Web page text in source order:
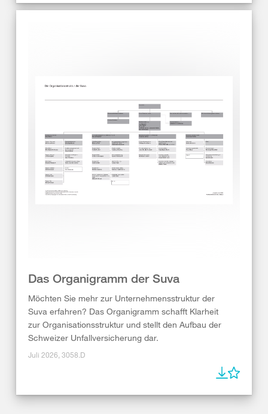
Das Organigramm der Suva
Möchten Sie mehr zur Unternehmensstruktur der
Suva erfahren? Das Organigramm schafft Klarheit
zur Organisationsstruktur und stellt den Aufbau der
Schweizer Unfallversicherung dar.
Juli 2026, 3058.D